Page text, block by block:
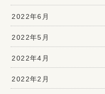
2022年6月
2022年5月
2022年4月
2022年2月